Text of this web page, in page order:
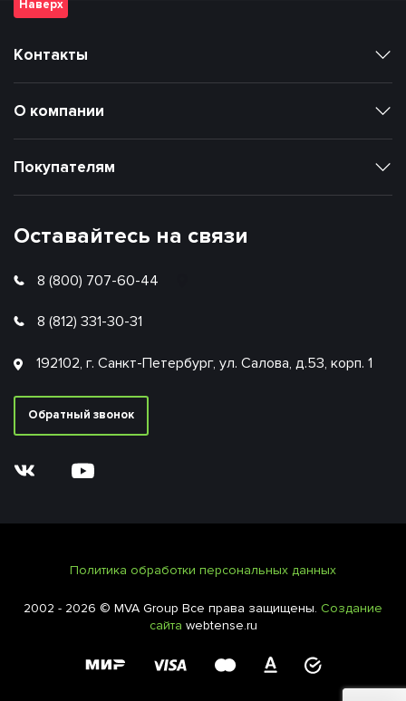
Наверх
Оставайтесь на связи
8 (800) 707-60-44
8 (812) 331-30-31
192102, г. Санкт-Петербург, ул. Салова, д.53, корп. 1
Обратный звонок
Покупателям
О компании
Контакты
Политика обработки персональных данных
2002 - 2026 © MVA Group Все права защищены. Создание
сайта webtense.ru